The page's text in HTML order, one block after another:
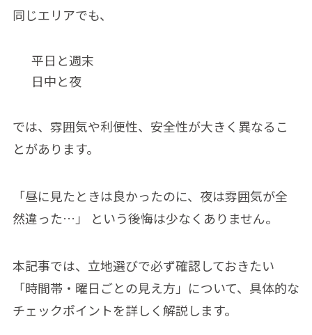
同じエリアでも、
平日と週末
日中と夜
では、雰囲気や利便性、安全性が大きく異なるこ
とがあります。
「昼に見たときは良かったのに、夜は雰囲気が全
然違った…」 という後悔は少なくありません。
本記事では、立地選びで必ず確認しておきたい
「時間帯・曜日ごとの見え方」について、具体的な
チェックポイントを詳しく解説します。